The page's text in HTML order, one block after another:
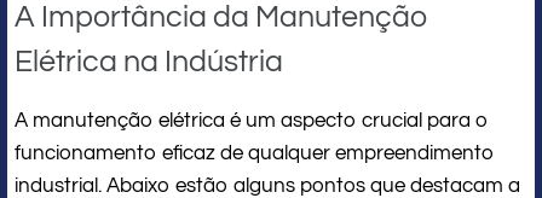
A Importância da Manutenção
Elétrica na Indústria
A manutenção elétrica é um aspecto crucial para o
funcionamento eficaz de qualquer empreendimento
industrial. Abaixo estão alguns pontos que destacam a